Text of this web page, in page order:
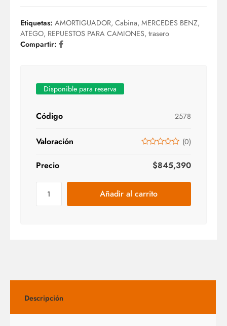
Etiquetas: AMORTIGUADOR, Cabina, MERCEDES BENZ,
ATEGO, REPUESTOS PARA CAMIONES, trasero
Compartir:
Disponible para reserva
Código 2578
Valoración (0)
Precio $845,390
Añadir al carrito
Descripción